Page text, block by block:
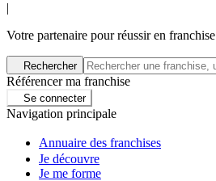
|
Votre partenaire pour réussir en franchise
Rechercher
Référencer ma franchise
Se connecter
Navigation principale
Annuaire des franchises
Je découvre
Je me forme